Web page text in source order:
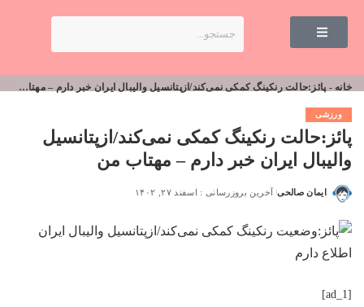
خانه - پائز:حالت رنکینگ کمکی نمی‌کند/ازپتانسیل والیبال ایران خبر دارم – مهتاب من
ورزشی
پائز:حالت رنکینگ کمکی نمی‌کند/ازپتانسیل
والیبال ایران خبر دارم – مهتاب من
ایمان صالحی آخرین بروزرسانی : اسفند ۲۷, ۱۴۰۲
[ad_1]